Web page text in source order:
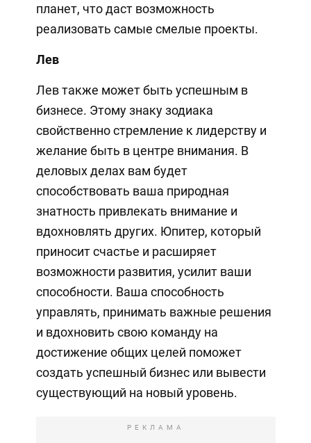
планет, что даст возможность
реализовать самые смелые проекты.
Лев
Лев также может быть успешным в
бизнесе. Этому знаку зодиака
свойственно стремление к лидерству и
желание быть в центре внимания. В
деловых делах вам будет
способствовать ваша природная
знатность привлекать внимание и
вдохновлять других. Юпитер, который
приносит счастье и расширяет
возможности развития, усилит ваши
способности. Ваша способность
управлять, принимать важные решения
и вдохновить свою команду на
достижение общих целей поможет
создать успешный бизнес или вывести
существующий на новый уровень.
РЕКЛАМА